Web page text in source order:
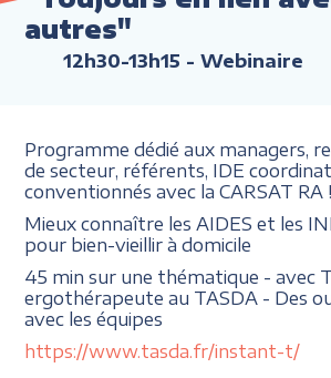
autres"
12h30-13h15 - Webinaire
Programme dédié aux managers,
de secteur, référents, IDE
conventionnés avec la CARSAT RA !
Mieux connaître les AIDES et les
pour bien-vieillir à domicile
45 min sur une thématique - avec
ergothérapeute au TASDA - Des
avec les équipes
https://www.tasda.fr/instant-t/